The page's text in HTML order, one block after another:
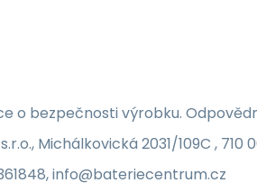
o bezpečnosti výrobku.
s.r.o., Michálkovická 2031/109C ,
info@bateriecentrum.cz